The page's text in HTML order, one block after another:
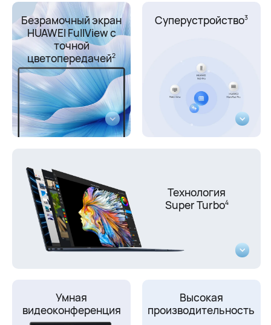
Безрамочный экран
HUAWEI FullView с
точной
цветопередачей2
Суперустройство3
Технология
Super Turbo4
Умная
видеоконференция
Высокая
производительность